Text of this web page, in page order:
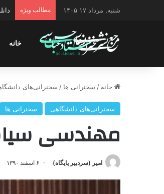
شنبه, مرداد ۱۷ ۱۴۰۵ مطالب ویژه
خانه
خانه / سخنرانی ها / سخنرانی‌های
سخنرانی‌های دانشگاهی سخنرانی ها
مهندسی
امیر (سردبیر پایگاه) ۶ اسفند ۱۳۹۰